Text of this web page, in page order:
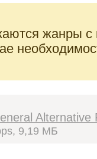
жанры с
Alternative
9,19 МБ